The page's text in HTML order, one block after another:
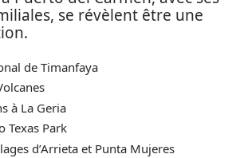
se révèlent être une
de Timanfaya
à La Geria
Texas Park
d’Arrieta et Punta Mujeres